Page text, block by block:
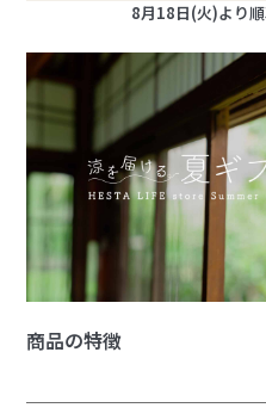
8月18日(火)より順
商品の特徴